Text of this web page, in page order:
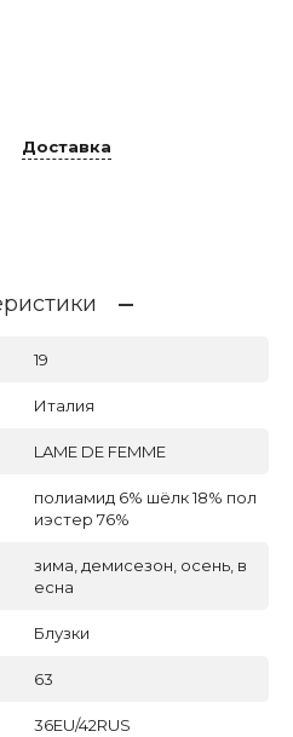
Доставка
19
Италия
LAME DE FEMME
полиамид 6% шёлк 18% пол
иэстер 76%
зима, демисезон, осень, в
есна
Блузки
63
36EU/42RUS